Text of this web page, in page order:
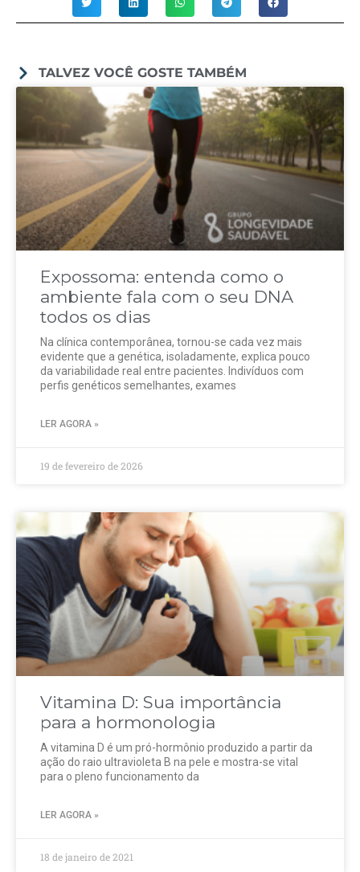
TALVEZ VOCÊ GOSTE TAMBÉM
Expossoma: entenda como o
ambiente fala com o seu DNA
todos os dias
Na clínica contemporânea, tornou-se cada vez mais
evidente que a genética, isoladamente, explica pouco
da variabilidade real entre pacientes. Indivíduos com
perfis genéticos semelhantes, exames
LER AGORA »
19 de fevereiro de 2026
Vitamina D: Sua importância
para a hormonologia
A vitamina D é um pró-hormônio produzido a partir da
ação do raio ultravioleta B na pele e mostra-se vital
para o pleno funcionamento da
LER AGORA »
18 de janeiro de 2021